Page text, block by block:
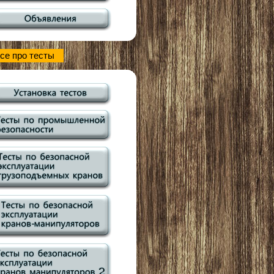
про тесты